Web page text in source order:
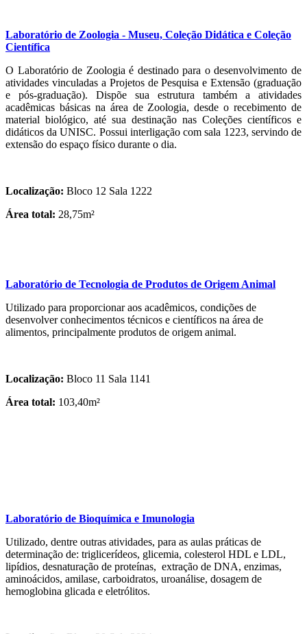
Laboratório de Zoologia - Museu, Coleção Didática e Coleção
Científica
O Laboratório de Zoologia é destinado para o desenvolvimento de
atividades vinculadas a Projetos de Pesquisa e Extensão (graduação
e pós-graduação). Dispõe sua estrutura também a atividades
acadêmicas básicas na área de Zoologia, desde o recebimento de
material biológico, até sua destinação nas Coleções científicos e
didáticos da UNISC. Possui interligação com sala 1223, servindo de
extensão do espaço físico durante o dia.
Localização: Bloco 12 Sala 1222
Área total: 28,75m²
Laboratório de Tecnologia de Produtos de Origem Animal
Utilizado para proporcionar aos acadêmicos, condições de
desenvolver conhecimentos técnicos e científicos na área de
alimentos, principalmente produtos de origem animal.
Localização: Bloco 11 Sala 1141
Área total: 103,40m²
Laboratório de Bioquímica e Imunologia
Utilizado, dentre outras atividades, para as aulas práticas de
determinação de: triglicerídeos, glicemia, colesterol HDL e LDL,
lipídios, desnaturação de proteínas, extração de DNA, enzimas,
aminoácidos, amilase, carboidratos, uroanálise, dosagem de
hemoglobina glicada e eletrólitos.